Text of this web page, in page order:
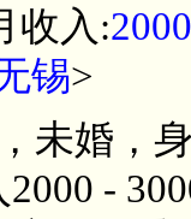
收入:
锡>
未婚，
-